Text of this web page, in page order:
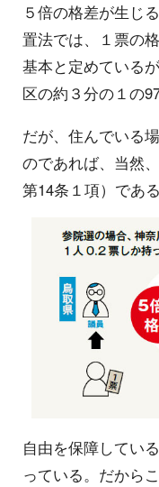
５倍の格差が生じ
置法では、１票の
基本と定めている
区の約３分の１の
だが、住んでいる
のであれば、当然
第14条１項）であ
自由を保障してい
っている。だから